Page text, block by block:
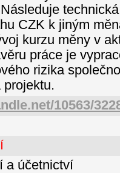
CZK k jiným
kurzu měny v
práce je
rizika
projektu.
10563/
a účetnictví